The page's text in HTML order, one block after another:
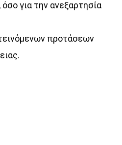
για την ανεξαρτησία
προτάσεων